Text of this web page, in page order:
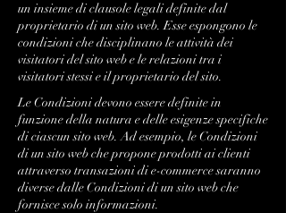
un insieme di clausole legali definite dal
proprietario di un sito web. Esse espongono le
condizioni che disciplinano le attività dei
visitatori del sito web e le relazioni tra i
visitatori stessi e il proprietario del sito.
Le Condizioni devono essere definite in
funzione della natura e delle esigenze specifiche
di ciascun sito web. Ad esempio, le Condizioni
di un sito web che propone prodotti ai clienti
attraverso transazioni di e-commerce saranno
diverse dalle Condizioni di un sito web che
fornisce solo informazioni.